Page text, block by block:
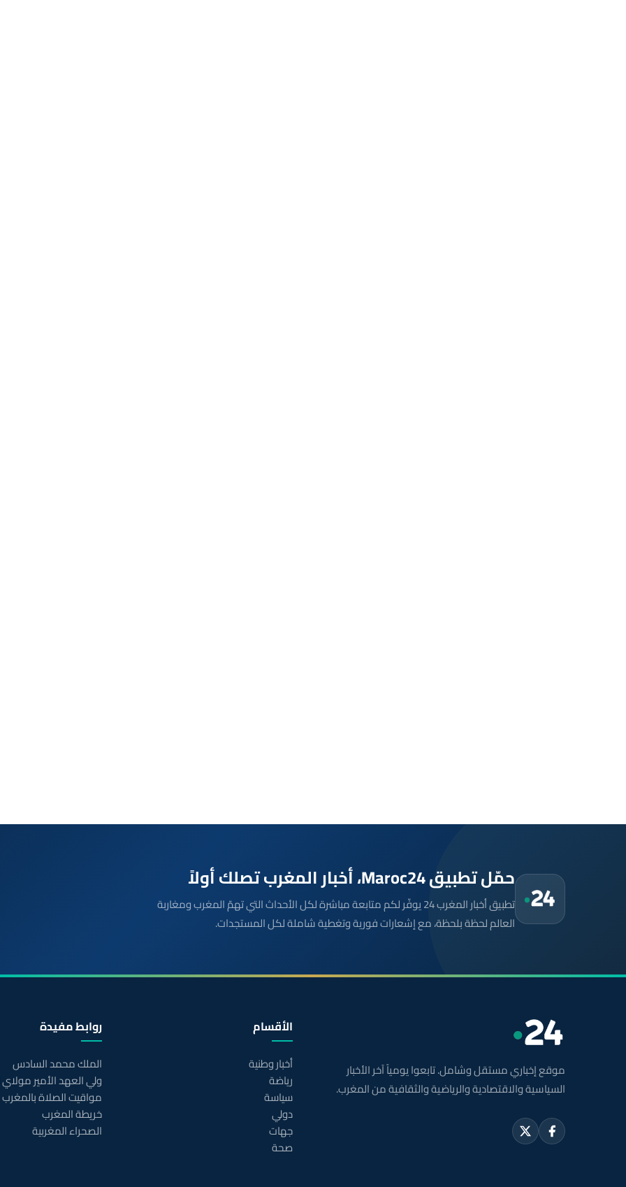
حمّل تطبيق Maroc24، أخبار المغرب تصلك أولاً
تطبيق أخبار المغرب 24 يوفّر لكم متابعة مباشرة لكل الأحداث التي تهمّ المغرب ومغاربة
العالم لحظة بلحظة، مع إشعارات فورية وتغطية شاملة لكل المستجدات.
موقع إخباري مستقل وشامل. تابعوا يومياً آخر الأخبار
السياسية والاقتصادية والرياضية والثقافية من المغرب.
الأقسام
أخبار وطنية
رياضة
سياسة
دولي
جهات
صحة
روابط مفيدة
الملك محمد السادس
ولي العهد الأمير
مواقيت الصلاة بالمغرب
خريطة المغرب
الصحراء المغربية